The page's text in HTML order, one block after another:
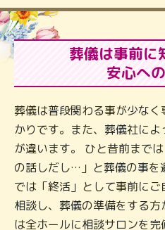
葬儀は事前に
安心へ
葬儀は普段関わる事が少な
かりです。また、葬儀社に
が違います。 ひと昔前まで
の話しだし…」と葬儀の事を
では「終活」として事前に
相談し、葬儀の準備をする
は全ホールに相談サロンを